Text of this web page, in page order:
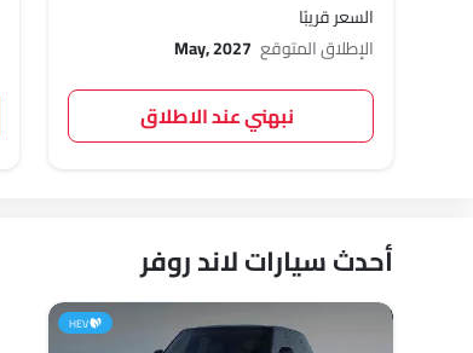
السعر قريبًا
الإطلاق المتوقع May, 2027
نبهني عند الاطلاق
أحدث سيارات لاند روفر
HEV